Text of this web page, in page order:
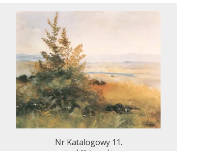
Nr Katalogowy 11.